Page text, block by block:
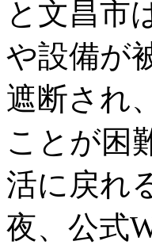
と文昌市
や設備が
遮断され
ことが困
活に戻れ
夜、公式